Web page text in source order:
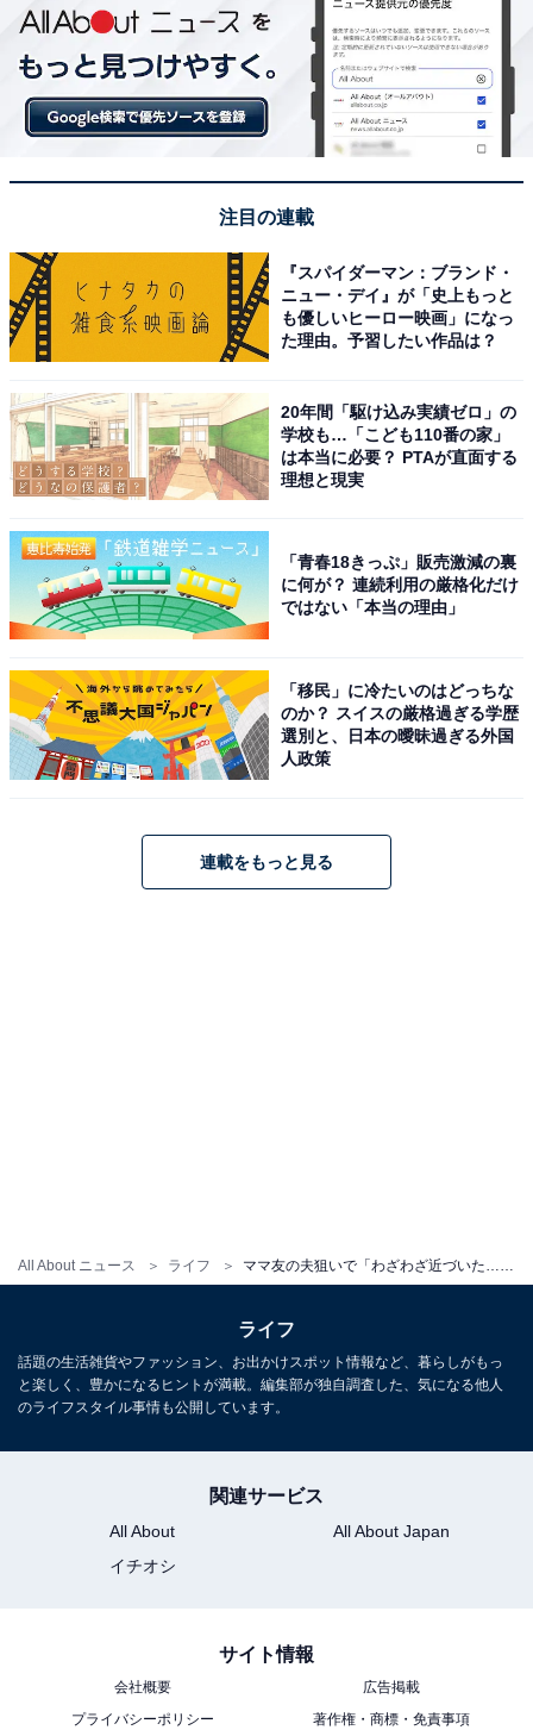
All About ニュース ライフ
「幸さんのご主人を落とすのは、時間はかかりました
が、割に簡単でした。小学校に上がったとき、幸さんと
私は、PTAの役員になったんです。でも、その後すぐに
幸さんが3人目を妊娠して、PTAにはご主人が出てくるよ
うになったんですよ。そこからは、そっとボディタッチ
をして、上目遣いで見つめて、イベントのときには必
ず、ご主人と同じ係になるようにしました。そうして少
しずつ距離を縮めていったんです」
千絵さんがいよいよ相手を落としたのは、子どもが小2
たといいます。すでに幸さんは出産を終えていました
が、体調がなかなか戻らなかったために欠席。ご主人が
参加していたので、これを機に行動に出たのだそう。
「キャンプファイヤーが終わり、宿泊施設の裏で後片付
けをしているとき、転んだふりをして助けてもらったん
です。ベタですよね（笑）。でも、『足をくじいちゃっ
て言ったら、彼、わざわざ宿に戻って『これで患部を冷
やしたら？』って、なぜかビールを2本持って帰ってき
たんです。これはイケるサインじゃ？と思ったので、宿
「あの日から、彼と私はずっと不倫状態にあります。実
は今、彼の会社で働かせてもらっているのですが、ママ
を手に入れてあげたほうが、子どもたちのためになると
思うんです」とのこと。
注目の連載
『スパイダーマン：ブランド・
ニュー・デイ』が「史上もっと
も優しいヒーロー映画」になっ
た理由。予習したい作品は？
20年間「駆け込み実績ゼロ」の
学校も…「こども110番の家」
は本当に必要？ PTAが直面する
理想と現実
「青春18きっぷ」販売激減の裏
に何が？ 連続利用の厳格化だけ
ではない「本当の理由」
「移民」に冷たいのはどっちな
のか？ スイスの厳格過ぎる学歴
選別と、日本の曖昧過ぎる外国
人政策
連載をもっと見る
ライフ
話題の生活雑貨やファッション、お出かけスポット情報など、暮らしがもっ
と楽しく、豊かになるヒントが満載。編集部が独自調査した、気になる他人
のライフスタイル事情も公開しています。
関連サービス
All About
All About Japan
イチオシ
サイト情報
会社概要
広告掲載
プライバシーポリシー
著作権・商標・免責事項